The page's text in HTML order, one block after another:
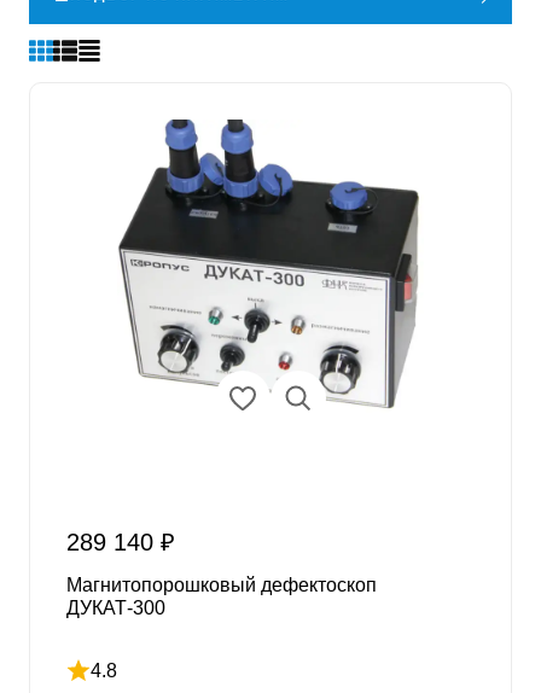
289 140 ₽
Магнитопорошковый дефектоскоп
ДУКАТ-300
4.8
Рейтинг 4.8 из 5